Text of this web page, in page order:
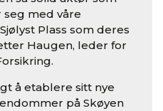
seg med våre
Plass som deres
Haugen, leder for
å etablere sitt nye
på Skøyen